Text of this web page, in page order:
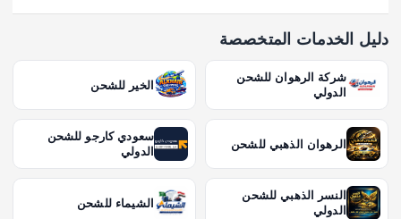
دليل الخدمات المتخصصة
شركة الرهوان للشحن
الدولي
الخير للشحن
الرهوان الذهبي للشحن
سعودي كارجو للشحن
الدولي
النسر الذهبي للشحن
الدولي
الشيماء للشحن